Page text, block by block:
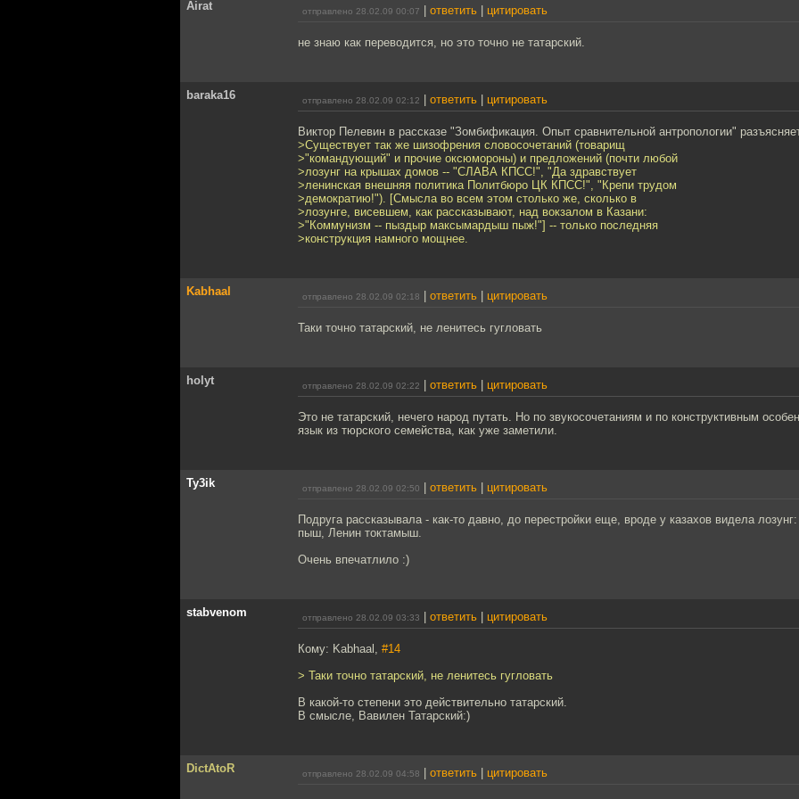
Airat отправлено 28.02.09 00:07 ответить цитировать
не знаю как переводится, но это точно не татарский.
baraka16 отправлено 28.02.09 02:12 ответить цитировать
Виктор Пелевин в рассказе "Зомбификация. Опыт сравнительной антропологии"
>Существует так же шизофрения словосочетаний (товарищ
>"командующий" и прочие оксюмороны) и предложений (почти любой
>лозунг на крышах домов -- "СЛАВА КПСС!", "Да здравствует
>ленинская внешняя политика Политбюро ЦК КПСС!", "Крепи трудом
>демократию!"). [Смысла во всем этом столько же, сколько в
>лозунге, висевшем, как рассказывают, над вокзалом в Казани:
>"Коммунизм -- пыздыр максымардыш пыж!"] -- только последняя
>конструкция намного мощнее.
Kabhaal отправлено 28.02.09 02:18 ответить цитировать
Таки точно татарский, не ленитесь гугловать
holyt отправлено 28.02.09 02:22 ответить цитировать
Это не татарский, нечего народ путать. Но по звукосочетаниям и по конструктивным
язык из тюрского семейства, как уже заметили.
Ty3ik отправлено 28.02.09 02:50 ответить цитировать
Подруга рассказывала - как-то давно, до перестройки еще, вроде у казахов видела
пыш, Ленин токтамыш.
Очень впечатлило :)
stabvenom отправлено 28.02.09 03:33 ответить цитировать
Кому: Kabhaal, #14
> Таки точно татарский, не ленитесь гугловать
В какой-то степени это действительно татарский.
В смысле, Вавилен Татарский:)
DictAtoR отправлено 28.02.09 04:58 ответить цитировать